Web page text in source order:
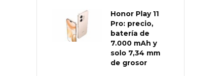
Honor Play 11
Pro: precio,
batería de
7.000 mAh y
solo 7,34 mm
de grosor